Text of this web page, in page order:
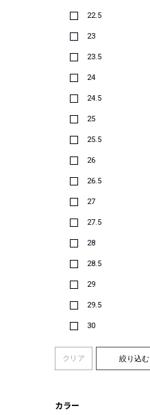
22.5
23
23.5
24
24.5
25
25.5
26
26.5
27
27.5
28
28.5
29
29.5
30
クリア 絞り込む
カラー